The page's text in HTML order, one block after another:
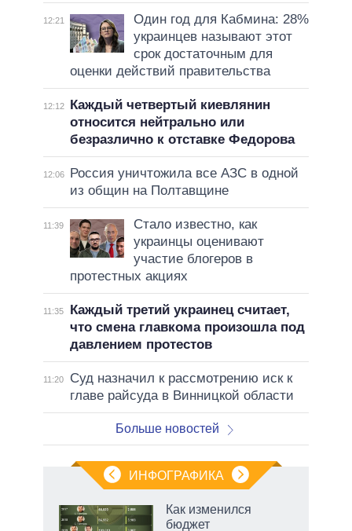
12:21
Один год для Кабмина: 28%
украинцев называют этот
срок достаточным для
оценки действий правительства
12:12
Каждый четвертый киевлянин
относится нейтрально или
безразлично к отставке Федорова
12:06
Россия уничтожила все АЗС в одной
из общин на Полтавщине
11:39
Стало известно, как
украинцы оценивают
участие блогеров в
протестных акциях
11:35
Каждый третий украинец считает,
что смена главкома произошла под
давлением протестов
11:20
Суд назначил к рассмотрению иск к
главе райсуда в Винницкой области
Больше новостей
ИНФОГРАФИКА
Как изменился
бюджет